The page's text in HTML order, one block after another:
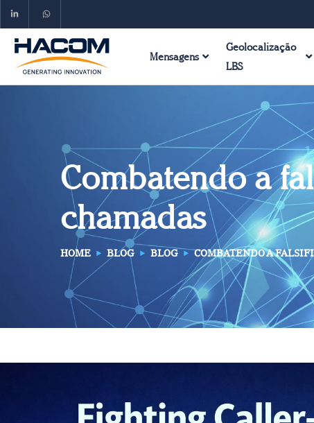
Mensagens
Geolocalização
LBS
Combatendo a
chamadas
HOME BLOG BLOG COMBATENDO A